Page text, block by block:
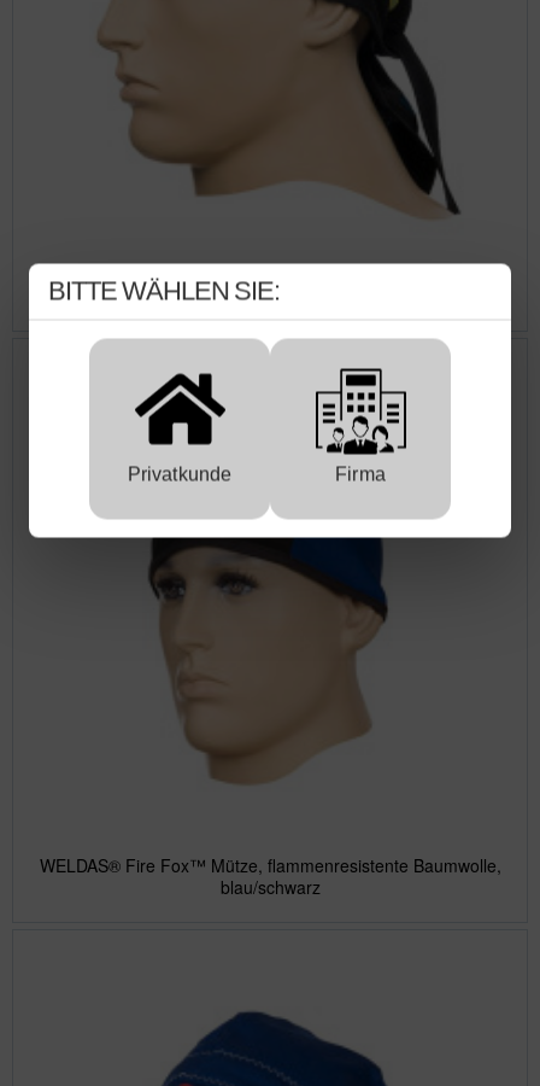
WELDAS® Arc Knight™ Kopfbedeckung, Design Bandana,
Baumwolle, schwarz
WELDAS® Fire Fox™ Mütze, flammenresistente Baumwolle,
blau/schwarz
BITTE WÄHLEN SIE:
Privatkunde Firma